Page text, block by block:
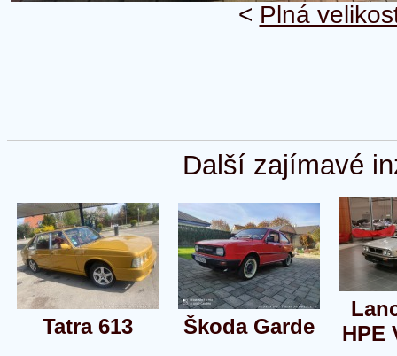
< Plná
Další zajímavé
Tatra 613 Škoda Garde
HPE